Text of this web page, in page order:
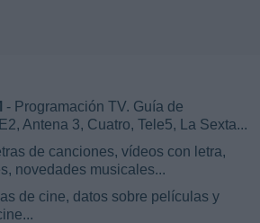
- Programación TV. Guía de
Antena 3, Cuatro, Tele5, La Sexta...
de canciones, vídeos con letra,
novedades musicales...
de cine, datos sobre películas y